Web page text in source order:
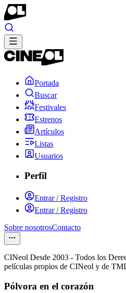
Portada
Buscar
Festivales
Estrenos
Artículos
Listas
Usuarios
Perfil
Entrar / Registro
Entrar / Registro
Sobre nosotrosContacto
CINeol Desde 2003 - Todos los
películas propios de CINeol y de
Pólvora en el corazón